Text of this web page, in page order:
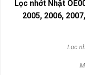
Lọc nhớt Nhật
2005, 2006,
Lọc